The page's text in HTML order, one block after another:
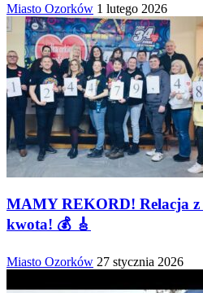
Miasto Ozorków 1 lutego 2026
MAMY REKORD! Relacja z
kwota! 💰 🎸
Miasto Ozorków 27 stycznia 2026